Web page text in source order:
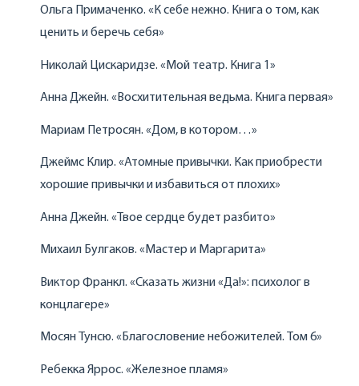
Ольга Примаченко. «К себе нежно. Книга о том, как
ценить и беречь себя»
Николай Цискаридзе. «Мой театр. Книга 1»
Анна Джейн. «Восхитительная ведьма. Книга первая»
Мариам Петросян. «Дом, в котором…»
Джеймс Клир. «Атомные привычки. Как приобрести
хорошие привычки и избавиться от плохих»
Анна Джейн. «Твое сердце будет разбито»
Михаил Булгаков. «Мастер и Маргарита»
Виктор Франкл. «Сказать жизни «Да!»: психолог в
концлагере»
Мосян Тунсю. «Благословение небожителей. Том 6»
Ребекка Яррос. «Железное пламя»